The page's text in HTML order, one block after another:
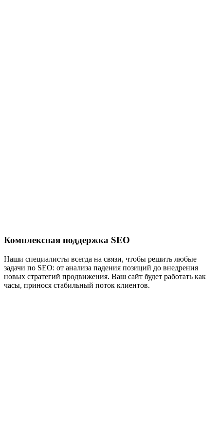
Комплексная поддержка SEO
Наши специалисты всегда на связи, чтобы решить любые
задачи по SEO: от анализа падения позиций до внедрения
новых стратегий продвижения. Ваш сайт будет работать как
часы, принося стабильный поток клиентов.